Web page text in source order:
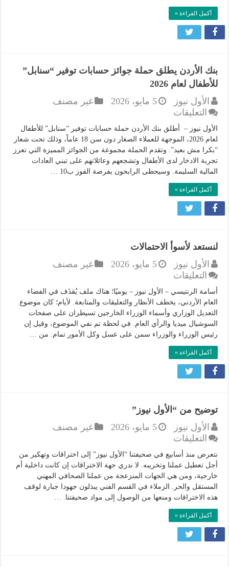
أكمل القراءة »
بنك الأردن يطلق حملة جوائز حسابات توفير “سنابل”
للأطفال لعام 2026
الأول نيوز
5 مايو، 2026
غير مصنف
التعليقات
بنك
الأردن
يطلق
حملة
جوائز
مغلقة
الأول نيوز – أطلق بنك الأردن حملة حسابات توفير “سنابل” للأطفال
لعام 2026، الموجهة للعملاء الصغار دون سن 18 عاماً، وذلك تحت شعار
“بكرا مش بعيد”. وتقدم الحملة مجموعة من الجوائز المميزة التي تعزز
تجربة الادخار لدى الأطفال وتشجعهم وعائلاتهم على تبني العادات
المالية السليمة. وسيحظى الرابحون بفرصة الفوز ب10 …
أكمل القراءة »
لنستعد لأسوأ الاحتمالات
الأول نيوز
5 مايو، 2026
غير مصنف
التعليقات
لنستعد
لأسوأ
الاحتمالات
مغلقة
أسامة الرنتيسي – الأول نيوز – يوميًا؛ هناك ملف يُقذَف في الفضاء
العام الأردني، يخطف الأنظار والتعليقات والمتابعة. لأيام؛ كان موضوع
التعديل الوزاري وأسماء الوزراء الخارجين تسيطران على صفحات
السوشيال ميديا والرأي العام. في لحظة تم نفي الموضوع، وقيل إن
رئيس الوزراء والوزراء سمن على عسل وكل الأمور تمام. من …
أكمل القراءة »
توضيح من “الأول نيوز”
الأول نيوز
5 مايو، 2026
غير مصنف
التعليقات
من
“الأول
نيوز”
مغلقة
نتعرض منذ أسابيع في صحيفتنا “الأول نيوز” إلى اختراقات وتهكير من
أجل تعطيل عملنا وتخريبه. لا ندري جهة الاختراقات إن كانت داخلية أم
خارجية، ومن هي الجهات المنزعجة من عملنا الصحافي المهني
المستقل والحر. الزملاء في القسم الفني يبذلون جهودا جبارة لوقف
هذه الاختراقات ومنعها من الوصول إلى مواد صحيفتنا. …
أكمل القراءة »